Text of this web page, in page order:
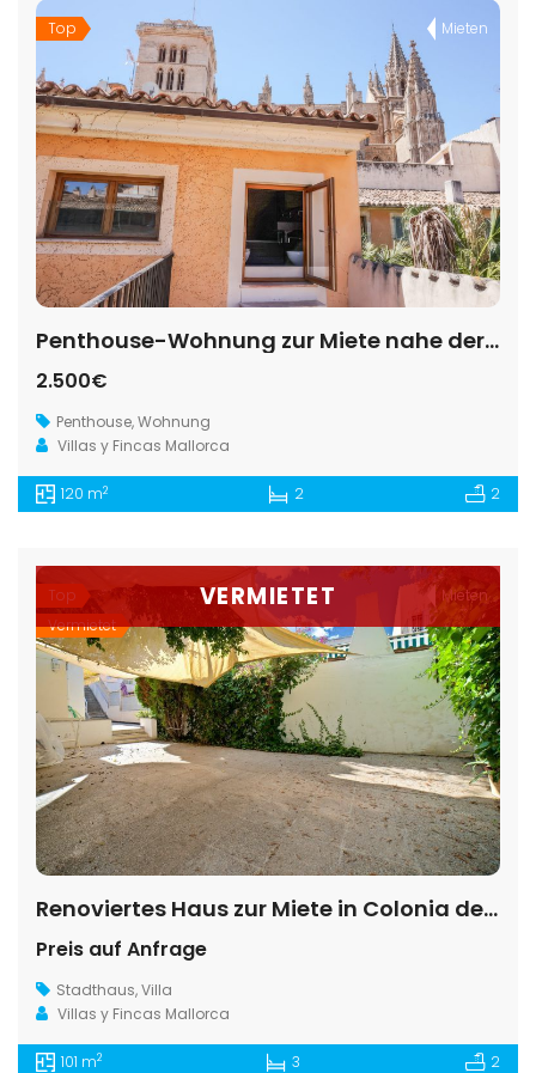
Top Mieten
Penthouse-Wohnung zur Miete nahe der Kathedrale von Palma
2.500€
Penthouse,Wohnung
Villas y Fincas Mallorca
120 m2 2 2
VERMIETET
Top
Vermietet
Mieten
Renoviertes Haus zur Miete in Colonia de Sant Jordi – 3 Schlafzimmer
Preis auf Anfrage
Stadthaus,Villa
Villas y Fincas Mallorca
101 m2 3 2